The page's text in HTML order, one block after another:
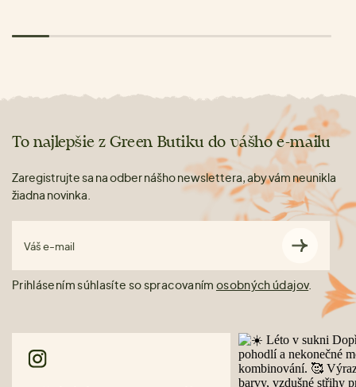
To najlepšie z Green Butiku do vášho e-mailu
Zaregistrujte sa na odber nášho newslettera, aby vám neunikla
žiadna novinka.
Váš e-mail
Prihlásením súhlasíte so spracovaním osobných údajov.